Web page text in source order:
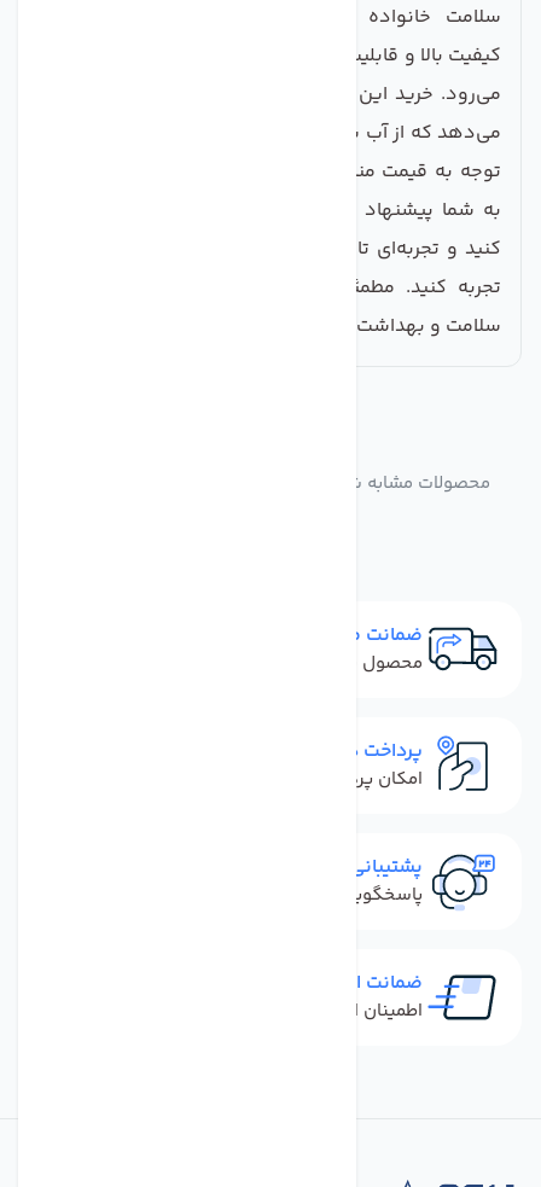
سلامت خانواده نیز تضمین می‌شود. قیمت مناسب،
کیفیت بالا و قابلیت اطمینان از مزایای این محصول به‌شمار
می‌رود. خرید این شیر و سه راهی به شما این امکان را
می‌دهد که از آب شرب سالم و باکیفیت برخوردار شوید. با
توجه به قیمت مناسب و کیفیت بی‌نظیر این محصول، ما
به شما پیشنهاد می‌کنیم که همین حالا اقدام به خرید
کنید و تجربه‌ای تازه از آب شرب سالم و بدون آلودگی را
تجربه کنید. مطمئن باشید که با انتخاب این محصول،
سلامت و بهداشت خانواده‌تان را در اولویت قرار داده‌اید.
ضمانت مرجوعی
محصول نباید آسیب دیده باشد
پرداخت در محل
امکان پرداخت کل فاکتور در محل
پشتیبانی سریع
پاسخگویی سریع به تماس‌ها و پیام‌ها
ضمانت اصل بودن کالا
اطمینان از خرید کالای اورجینال